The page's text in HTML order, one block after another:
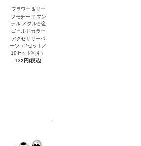
フラワー＆リー
フモチーフ マン
テル メタル合金
ゴールドカラー
アクセサリーパ
ーツ（2セット／
10セット割引）
132円(税込)